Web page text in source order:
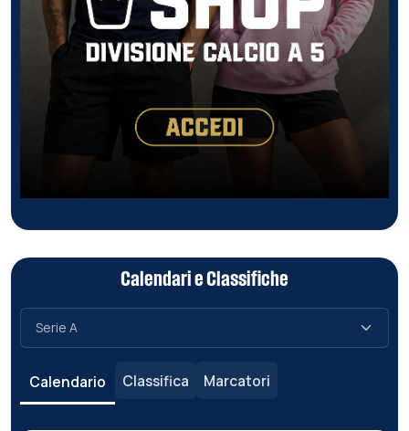
Calendari e Classifiche
Calendario Classifica Marcatori